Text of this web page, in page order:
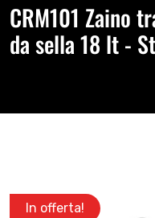
CRM101 Zaino
da sella 18 lt -
In offerta!